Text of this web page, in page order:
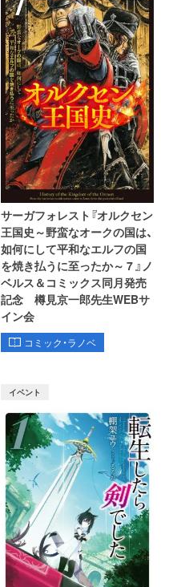
サーガフォレスト『オルクセン
王国史～野蛮なオークの国は、
如何にして平和なエルフの国
を焼き払うに至ったか～ 7 』ノ
ベルス＆コミックス同月発売
記念 樽見京一郎先生WEBサ
イン会
コミック・ラノベ
イベント